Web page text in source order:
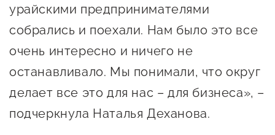
предпринимателей
Сообщить о нарушении
АвтоУСН
Сервисы для бизнеса
урайскими предпринимателями
собрались и поехали. Нам было это все
очень интересно и ничего не
останавливало. Мы понимали, что округ
делает все это для нас – для бизнеса», –
подчеркнула Наталья Деханова.